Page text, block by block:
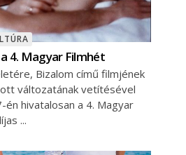
4. Magyar Filmhét
Bizalom című filmjének
változatának vetítésével
én hivatalosan a 4. Magyar